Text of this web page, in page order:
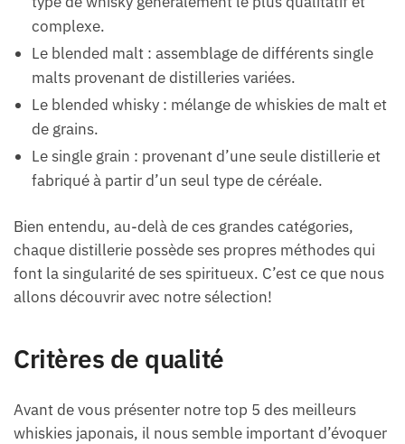
complexe.
Le blended malt : assemblage de différents single
malts provenant de distilleries variées.
Le blended whisky : mélange de whiskies de malt et
de grains.
Le single grain : provenant d’une seule distillerie et
fabriqué à partir d’un seul type de céréale.
Bien entendu, au-delà de ces grandes catégories,
chaque distillerie possède ses propres méthodes qui
font la singularité de ses spiritueux. C’est ce que nous
allons découvrir avec notre sélection!
Critères de qualité
Avant de vous présenter notre top 5 des meilleurs
whiskies japonais, il nous semble important d’évoquer